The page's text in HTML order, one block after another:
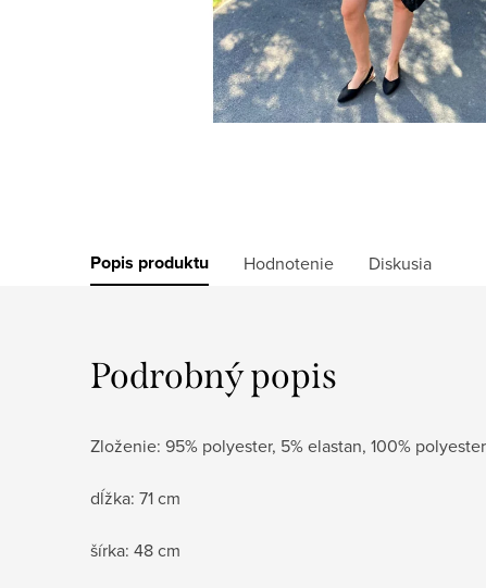
Popis produktu Hodnotenie Diskusia
Podrobný popis
Zloženie: 95% polyester, 5% elastan, 100% polyester
dĺžka: 71 cm
šírka: 48 cm